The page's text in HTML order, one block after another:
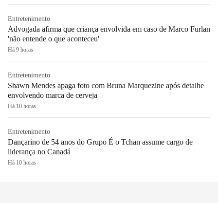
Entretenimento
Advogada afirma que criança envolvida em caso de Marco Furlan
'não entende o que aconteceu'
Há 9 horas
Entretenimento
Shawn Mendes apaga foto com Bruna Marquezine após detalhe
envolvendo marca de cerveja
Há 10 horas
Entretenimento
Dançarino de 54 anos do Grupo É o Tchan assume cargo de
liderança no Canadá
Há 10 horas